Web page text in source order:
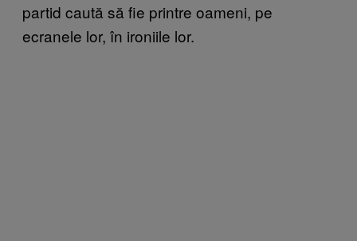
partid caută să fie printre oameni, pe
ecranele lor, în ironiile lor.